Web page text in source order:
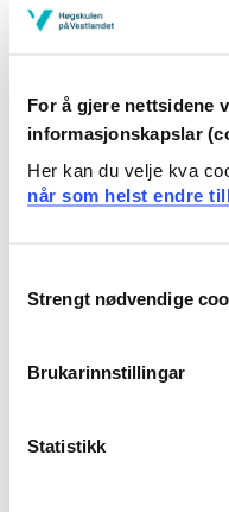
For å gjere nettsidene
informasjonskapslar
Her kan du velje kva
når som helst endre
Selection
Strengt nødvendige
Brukarinnstillingar
Statistikk
Arbeids- og
Jeg holder til i 4. etasje
gjerne kontakt om du
Publisering
Zotero
Jeg er